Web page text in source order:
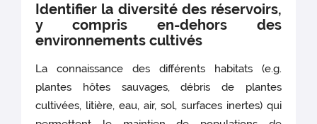
Identifier la diversité des réservoirs,
y compris en-dehors des
environnements cultivés
La connaissance des différents habitats (e.g.
plantes hôtes sauvages, débris de plantes
cultivées, litière, eau, air, sol, surfaces inertes) qui